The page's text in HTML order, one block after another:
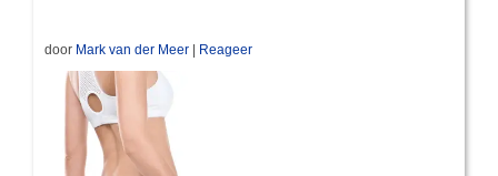
door Mark van der Meer | Reageer